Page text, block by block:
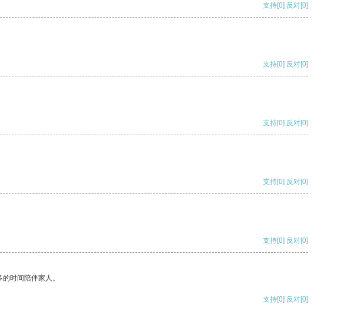
支持[0] 反对[0]
支持[0] 反对[0]
支持[0] 反对[0]
支持[0] 反对[0]
支持[0] 反对[0]
时间陪伴家人。
支持[0] 反对[0]